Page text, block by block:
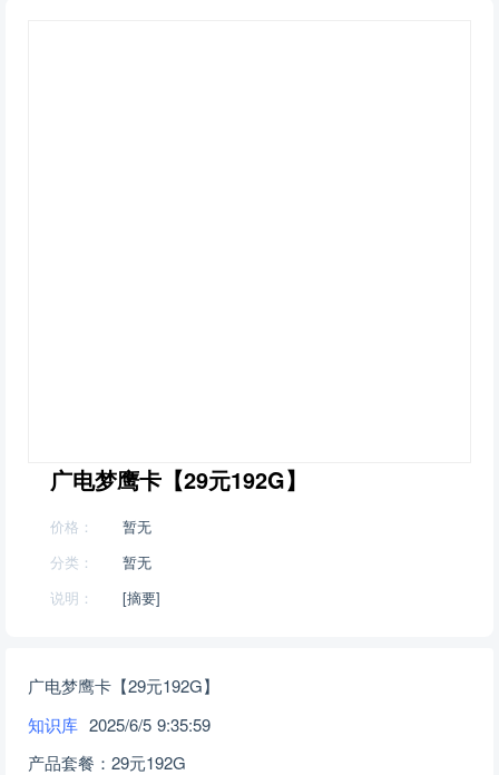
广电梦鹰卡【29元192G】
价格：
暂无
分类：
暂无
说明：
[摘要]
广电梦鹰卡【29元192G】
知识库 2025/6/5 9:35:59
产品套餐：29元192G